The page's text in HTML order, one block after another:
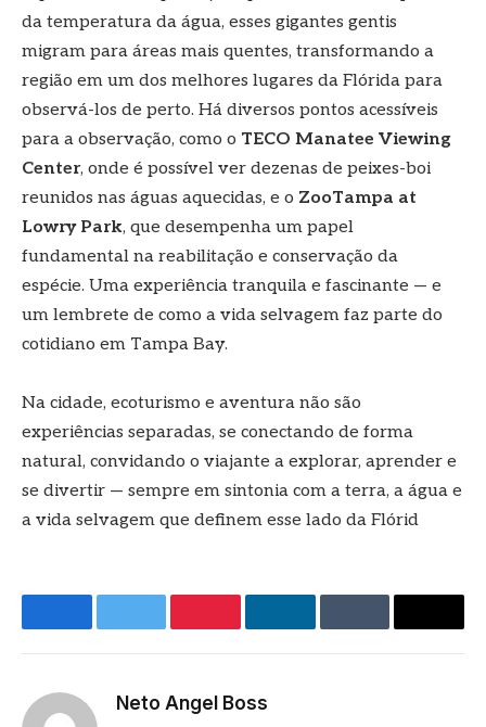
da temperatura da água, esses gigantes gentis
migram para áreas mais quentes, transformando a
região em um dos melhores lugares da Flórida para
observá-los de perto. Há diversos pontos acessíveis
para a observação, como o TECO Manatee Viewing
Center, onde é possível ver dezenas de peixes-boi
reunidos nas águas aquecidas, e o ZooTampa at
Lowry Park, que desempenha um papel
fundamental na reabilitação e conservação da
espécie. Uma experiência tranquila e fascinante — e
um lembrete de como a vida selvagem faz parte do
cotidiano em Tampa Bay.
Na cidade, ecoturismo e aventura não são
experiências separadas, se conectando de forma
natural, convidando o viajante a explorar, aprender e
se divertir — sempre em sintonia com a terra, a água e
a vida selvagem que definem esse lado da Flórid
FacebookTwitter PinterestLinkedInTumblr E-
Neto Angel Boss